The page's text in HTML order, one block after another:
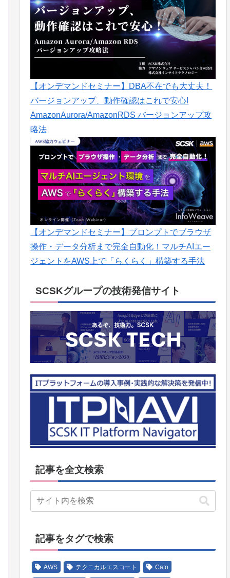
【オンデマンドセミナー】DBA不在でも大丈夫！
バージョンアップ、動作確認はこれで安心!
AmazonAurora/AmazonRDS バージョンアップ攻
略法
【オンデマンドセミナー】プロンプトでブラウザ
操作・データ分析まで完全自動化！マルチAIエー
ジェントをAWS上で「らくらく」構築する手法
SCSKグループの技術発信サイト
記事を全文検索
記事をタグで検索
AWS テクニカルエスコート Cato